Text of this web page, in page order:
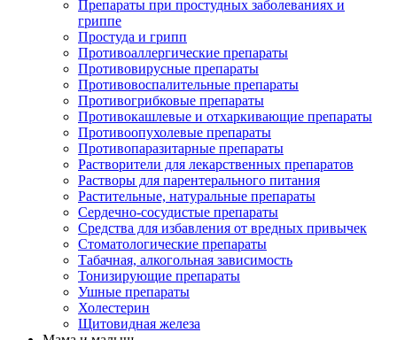
Препараты при простудных заболеваниях и
гриппе
Простуда и грипп
Противоаллергические препараты
Противовирусные препараты
Противовоспалительные препараты
Противогрибковые препараты
Противокашлевые и отхаркивающие препараты
Противоопухолевые препараты
Противопаразитарные препараты
Растворители для лекарственных препаратов
Растворы для парентерального питания
Растительные, натуральные препараты
Сердечно-сосудистые препараты
Средства для избавления от вредных привычек
Стоматологические препараты
Табачная, алкогольная зависимость
Тонизирующие препараты
Ушные препараты
Холестерин
Щитовидная железа